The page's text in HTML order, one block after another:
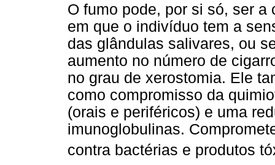
O fumo pode, por si só, ser
em que o indivíduo tem a
das glândulas salivares, ou
aumento no número de
no grau de xerostomia. Ele
como compromisso da
(orais e periféricos) e uma
imunoglobulinas.
contra bactérias e produtos